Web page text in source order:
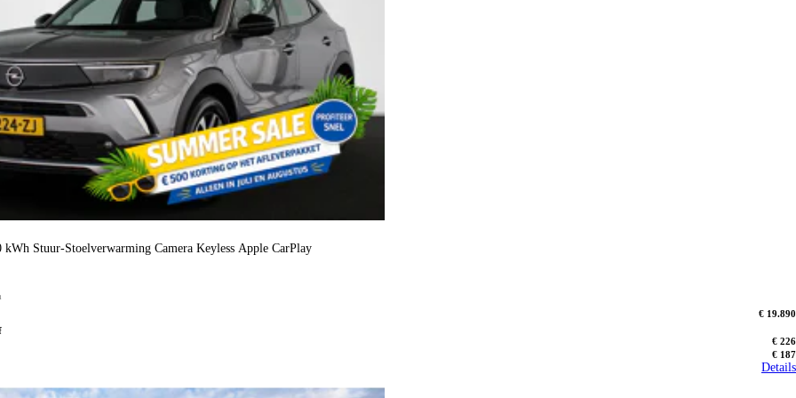
Stuur-Stoelverwarming Camera Keyless Apple CarPlay
€ 19.890
€ 226
€ 187
Details